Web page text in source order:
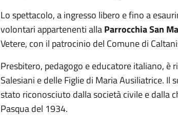
Lo spettacolo, a ingresso libero e fino a
volontari appartenenti allaParrocchia San
Vetere, con il patrocinio del Comune di
Presbitero, pedagogo e educatore italiano,
Salesiani e delle Figlie di Maria Ausiliatrice.
stato riconosciuto dalla società civile e dalla
Pasqua del 1934.